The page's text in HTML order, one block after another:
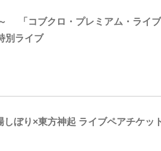
「コブクロ・プレミアム・ライ
別ライブ
ぼり×東方神起 ライブペアチケッ